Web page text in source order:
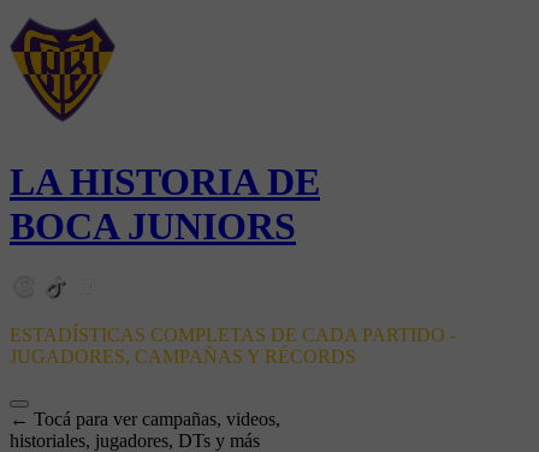
LA HISTORIA DE
BOCA JUNIORS
ESTADÍSTICAS COMPLETAS DE CADA PARTIDO -
JUGADORES, CAMPAÑAS Y RÉCORDS
← Tocá para ver campañas, videos,
historiales, jugadores, DTs y más